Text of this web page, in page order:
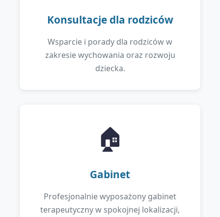
Konsultacje dla rodziców
Wsparcie i porady dla rodziców w
zakresie wychowania oraz rozwoju
dziecka.
🏠
Gabinet
Profesjonalnie wyposażony gabinet
terapeutyczny w spokojnej lokalizacji,